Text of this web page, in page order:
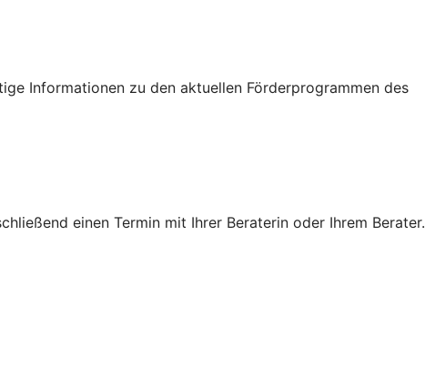
Informationen zu den aktuellen Förderprogrammen des
einen Termin mit Ihrer Beraterin oder Ihrem Berater.